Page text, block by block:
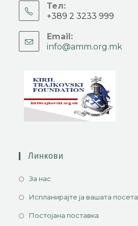
Тел:
+389 2 3233 999
Email:
info@amm.org.mk
Линкови
За нас
Испланирајте ја вашата посета
Постојана поставка